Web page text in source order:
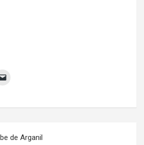
de Arganil